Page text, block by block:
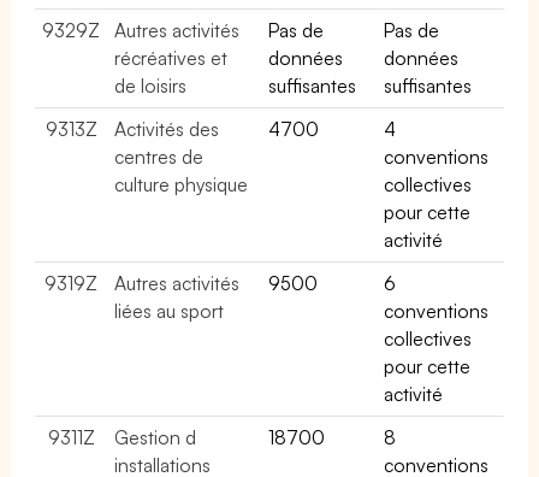
9329Z
Autres activités
récréatives et
de loisirs
Pas de
données
suffisantes
Pas de
données
suffisantes
9313Z
Activités des
centres de
culture physique
4700
4
conventions
collectives
pour cette
activité
9319Z
Autres activités
liées au sport
9500
6
conventions
collectives
pour cette
activité
9311Z
Gestion d
installations
18700
8
conventions